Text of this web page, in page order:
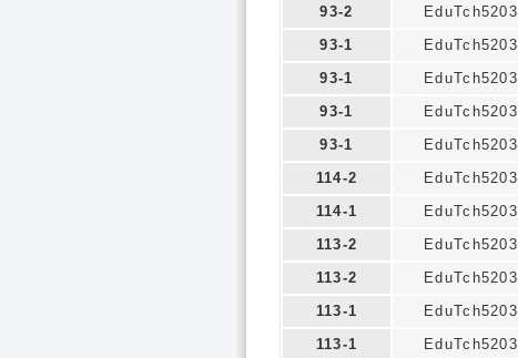
93-2
EduTch5203
93-1
EduTch5203
93-1
EduTch5203
93-1
EduTch5203
93-1
EduTch5203
114-2
EduTch5203
114-1
EduTch5203
113-2
EduTch5203
113-2
EduTch5203
113-1
EduTch5203
113-1
EduTch5203